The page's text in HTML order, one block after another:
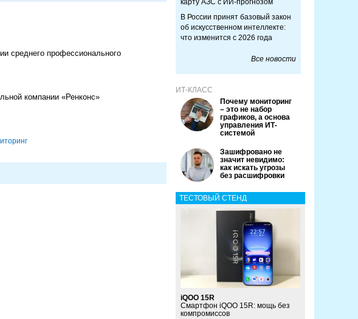
среднего профессионального
компании «Ренконс»
карту АЗС с ИИ-прогнозом
В России принят базовый закон
об искусственном интеллекте:
что изменится с 2026 года
Все новости
ИТ-КЛАСС
Почему мониторинг
– это не набор
графиков, а основа
управления ИТ-
системой
Зашифровано не
значит невидимо:
как искать угрозы
без расшифровки
ТЕСТОВЫЙ СТЕНД
iQOO 15R
Смартфон iQOO 15R: мощь без
компромиссов